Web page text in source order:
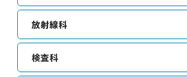
放射線科
検査科